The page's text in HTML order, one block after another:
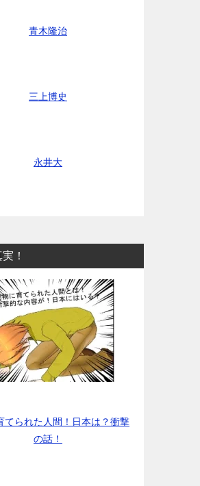
青木隆治
三上博史
永井大
！
てられた人間！日本は？衝撃
の話！